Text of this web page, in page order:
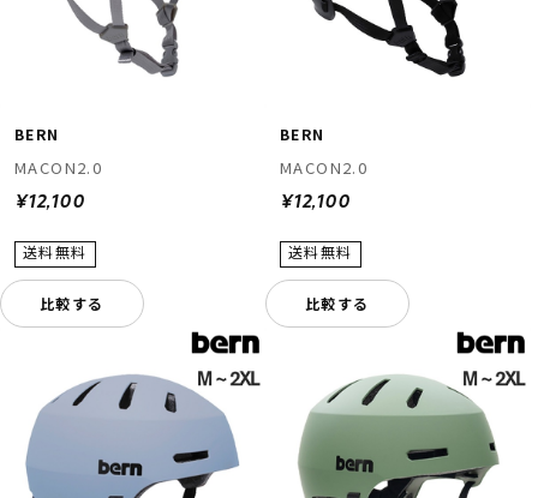
BERN
MACON2.0
¥12,100
比較する
BERN
MACON2.0
¥12,100
比較する